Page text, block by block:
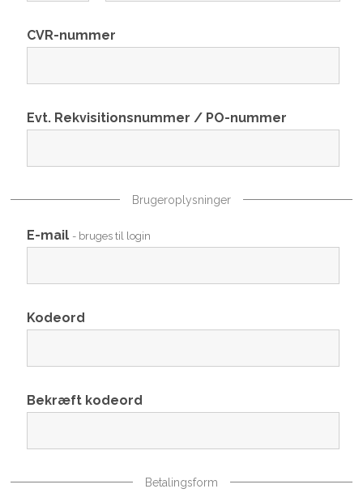
CVR-nummer
Evt. Rekvisitionsnummer / PO-nummer
Brugeroplysninger
E-mail - bruges til login
Kodeord
Bekræft kodeord
Betalingsform